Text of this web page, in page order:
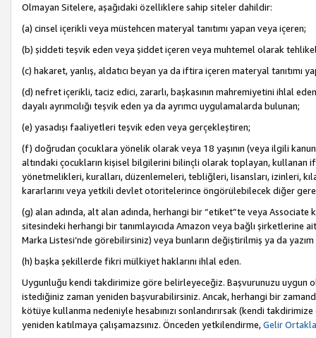
Olmayan Sitelere, aşağıdaki özelliklere sahip siteler dahildir:
(a) cinsel içerikli veya müstehcen materyal tanıtımı yapan veya içeren;
(b) şiddeti teşvik eden veya şiddet içeren veya muhtemel olarak
(c) hakaret, yanlış, aldatıcı beyan ya da iftira içeren materyal tanıtımı
(d) nefret içerikli, taciz edici, zararlı, başkasının mahremiyetini ihlal
dayalı ayrımcılığı teşvik eden ya da ayrımcı uygulamalarda bulunan;
(e) yasadışı faaliyetleri teşvik eden veya gerçekleştiren;
(f) doğrudan çocuklara yönelik olarak veya 18 yaşının (veya ilgili
altındaki çocukların kişisel bilgilerini bilinçli olarak toplayan, kullanan
yönetmelikleri, kuralları, düzenlemeleri, tebliğleri, lisansları, izinleri,
kararlarını veya yetkili devlet otoritelerince öngörülebilecek diğer
(g) alan adında, alt alan adında, herhangi bir “etiket”te veya
sitesindeki herhangi bir tanımlayıcıda Amazon veya bağlı şirketlerine
Marka Listesi’nde görebilirsiniz) veya bunların değiştirilmiş ya da
(h) başka şekillerde fikri mülkiyet haklarını ihlal eden.
Uygunluğu kendi takdirimize göre belirleyeceğiz. Başvurunuzu uygun
istediğiniz zaman yeniden başvurabilirsiniz. Ancak, herhangi bir
kötüye kullanma nedeniyle hesabınızı sonlandırırsak (kendi
yeniden katılmaya çalışamazsınız. Önceden yetkilendirme,Gelir